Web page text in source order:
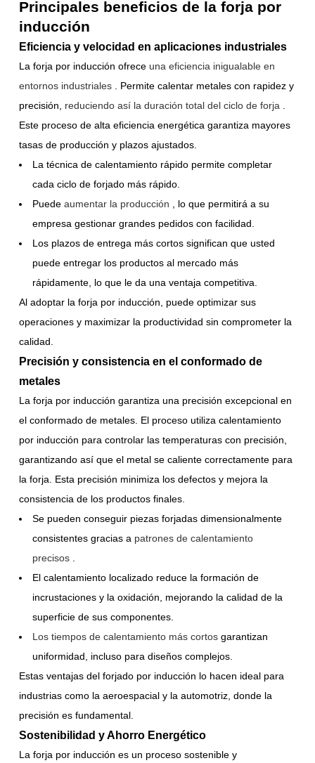
Principales beneficios de la forja por
inducción
Eficiencia y velocidad en aplicaciones industriales
La forja por inducción ofrece una eficiencia inigualable en
entornos industriales
. Permite calentar metales con rapidez y
precisión,
reduciendo así la duración total del ciclo de forja
Este proceso de alta eficiencia energética garantiza mayores
tasas de producción y plazos ajustados.
La técnica de calentamiento rápido permite completar
cada ciclo de forjado más rápido.
Puede aumentar la producción
, lo que permitirá a su
empresa gestionar grandes pedidos con facilidad.
Los plazos de entrega más cortos significan que usted
puede entregar los productos al mercado más
rápidamente, lo que le da una ventaja competitiva.
Al adoptar la forja por inducción, puede optimizar sus
operaciones y maximizar la productividad sin comprometer la
calidad.
Precisión y consistencia en el conformado de
metales
La forja por inducción garantiza una precisión excepcional en
el conformado de metales. El proceso utiliza calentamiento
por inducción para controlar las temperaturas con precisión,
garantizando así que el metal se caliente correctamente para
la forja. Esta precisión minimiza los defectos y mejora la
consistencia de los productos finales.
Se pueden conseguir piezas forjadas dimensionalmente
consistentes gracias a patrones de calentamiento
precisos
El calentamiento localizado reduce la formación de
incrustaciones y la oxidación, mejorando la calidad de la
superficie de sus componentes.
Los tiempos de calentamiento más cortos garantizan
uniformidad, incluso para diseños complejos.
Estas ventajas del forjado por inducción lo hacen ideal para
industrias como la aeroespacial y la automotriz, donde la
precisión es fundamental.
Sostenibilidad y Ahorro Energético
La forja por inducción es un proceso sostenible y